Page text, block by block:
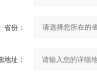
省份：
地址：